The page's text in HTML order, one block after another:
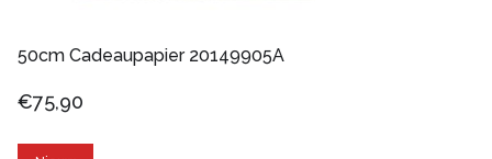
50cm Cadeaupapier 20149905A
€75,90